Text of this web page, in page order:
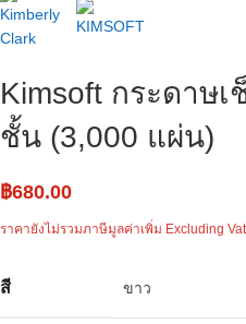
Kimsoft กระดาษ
ชั้น (3,000 แผ่น)
฿680.00
ราคายังไม่รวมภาษีมูลค่าเพิ่ม Excluding Vat
สี ขาว